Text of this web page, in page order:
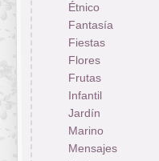
Étnico
Fantasía
Fiestas
Flores
Frutas
Infantil
Jardín
Marino
Mensajes